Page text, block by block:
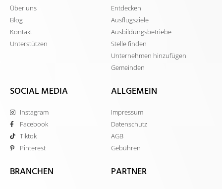
Über uns
Blog
Kontakt
Unterstützen
Entdecken
Ausflugsziele
Ausbildungsbetriebe
Stelle finden
Unternehmen hinzufügen
Gemeinden
SOCIAL MEDIA
Instagram
Facebook
Tiktok
Pinterest
ALLGEMEIN
Impressum
Datenschutz
AGB
Gebühren
BRANCHEN PARTNER